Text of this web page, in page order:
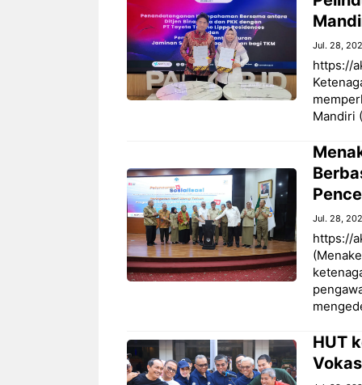
Jul. 28,
https://
Mandiri
Jul. 28,
https://
HUT